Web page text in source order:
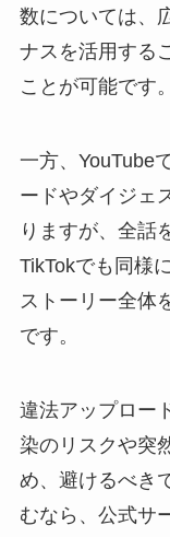
数については、
ナスを活用する
ことが可能です。
一方、YouTube
ードやダイジェ
りますが、全話
TikTokでも同様
ストーリー全体
です。
違法アップロー
染のリスクや突
め、避けるべき
むなら、公式サ